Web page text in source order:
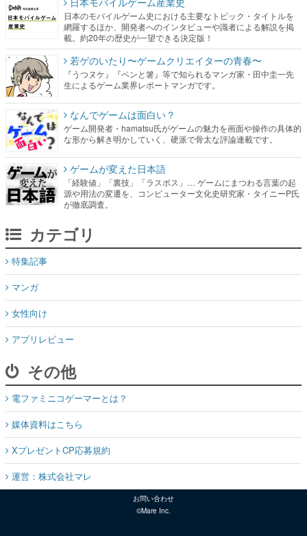
日本のモバイルゲーム史における主要なトピック・タイトルを
網羅するほか、開発者へのインタビューや識者による解説を掲
載。約20年の歴史が一望できる決定版！
若ゲのいたり〜ゲームクリエイターの青春〜
『うつヌケ』『ペンと箸』等で知られるマンガ家・田中圭一先
生によるゲーム業界レポートマンガです。
なんでゲームは面白い？
ゲーム開発者・hamatsu氏がゲームの魅力を画面や操作の具体的
な形から解き明かしていく、硬派で骨太な評論連載です。
ゲームが変えた日本語
「経験値」「裏技」「ラスボス」… ゲームにまつわる言葉の起
源や用法の変遷を、コンピューター文化史研究家・タイニーP氏
が徹底調査。
カテゴリ
特集記事
マンガ
女性向け
アプリレビュー
その他
電ファミニコゲーマーとは？
媒体資料はこちら
XプレゼントCP応募規約
運営：株式会社マレ
お問い合わせ
©Mare Inc.